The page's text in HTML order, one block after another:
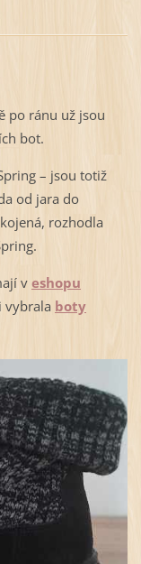
po ránu už jsou
bot.
– jsou totiž
od jara do
rozhodla
v eshopu
vybrala boty